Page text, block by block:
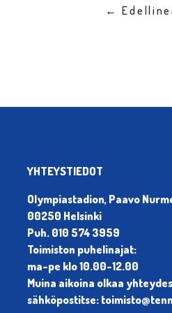
←
YHTEYSTIEDOT
Olympiastadion, Paavo
00250 Helsinki
Puh. 010 574 3959
Toimiston puhelinajat:
ma-pe klo 10.00-12.00
Muina aikoina olkaa
sähköpostitse: